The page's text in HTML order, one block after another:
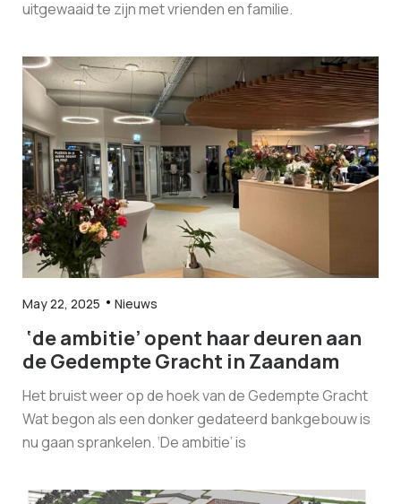
uitgewaaid te zijn met vrienden en familie.
May 22, 2025 Nieuws
‘de ambitie’ opent haar deuren aan
de Gedempte Gracht in Zaandam
Het bruist weer op de hoek van de Gedempte Gracht
Wat begon als een donker gedateerd bankgebouw is
nu gaan sprankelen. ‘De ambitie’ is